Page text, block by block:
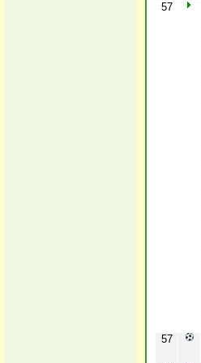
57
57